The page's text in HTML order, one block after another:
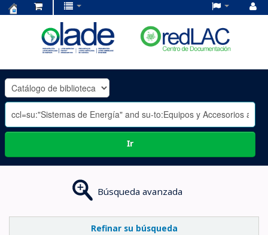
OLADE
-
Ir
Búsqueda avanzada
Refinar su búsqueda